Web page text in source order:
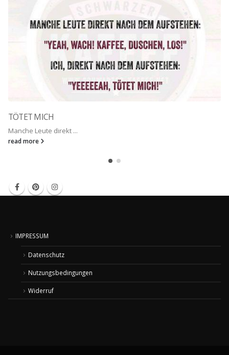
TÖTET MICH
Manche Leute direkt ...
read more
IMPRESSUM
Datenschutz
Nutzungsbedingungen
Widerruf